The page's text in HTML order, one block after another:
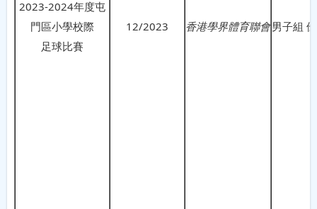
2023-2024年度屯
門區小學校際
足球比賽
12/2023 香港學界體育聯會男子組